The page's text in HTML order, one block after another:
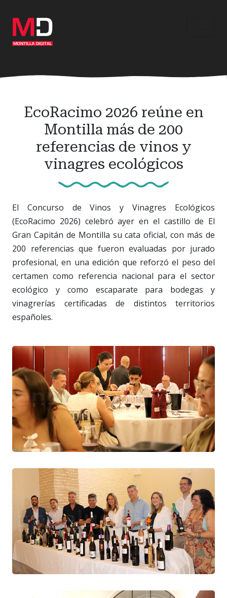
contenido
principal
EcoRacimo 2026 reúne en
Montilla más de 200
referencias de vinos y
vinagres ecológicos
El Concurso de Vinos y Vinagres Ecológicos
(EcoRacimo 2026) celebró ayer en el castillo de El
Gran Capitán de Montilla su cata oficial, con más de
200 referencias que fueron evaluadas por jurado
profesional, en una edición que reforzó el peso del
certamen como referencia nacional para el sector
ecológico y como escaparate para bodegas y
vinagrerías certificadas de distintos territorios
españoles.